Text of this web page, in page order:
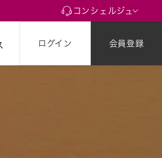
コンシェルジュ
ログイン 会員登録